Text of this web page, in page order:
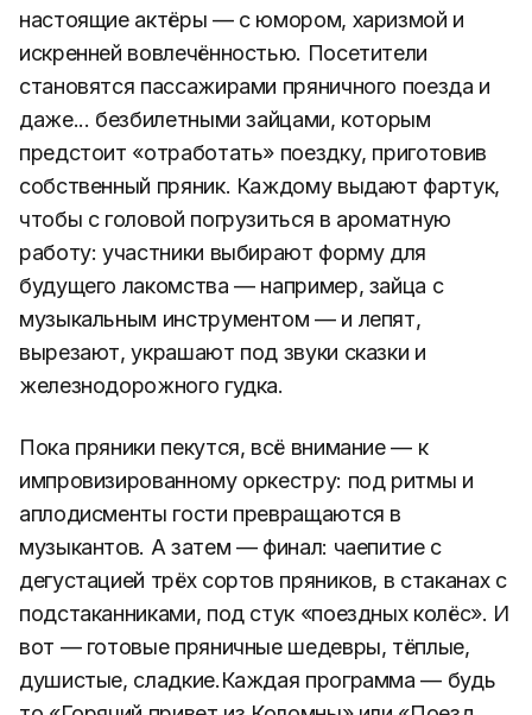
настоящие актёры — с юмором, харизмой и
искренней вовлечённостью. Посетители
становятся пассажирами пряничного поезда и
даже... безбилетными зайцами, которым
предстоит «отработать» поездку, приготовив
собственный пряник. Каждому выдают фартук,
чтобы с головой погрузиться в ароматную
работу: участники выбирают форму для
будущего лакомства — например, зайца с
музыкальным инструментом — и лепят,
вырезают, украшают под звуки сказки и
железнодорожного гудка.
Пока пряники пекутся, всё внимание — к
импровизированному оркестру: под ритмы и
аплодисменты гости превращаются в
музыкантов. А затем — финал: чаепитие с
дегустацией трёх сортов пряников, в стаканах с
подстаканниками, под стук «поездных колёс». И
вот — готовые пряничные шедевры, тёплые,
душистые, сладкие.Каждая программа — будь